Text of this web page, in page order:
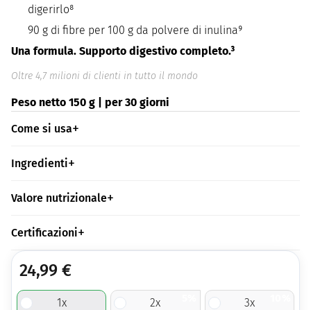
digerirlo⁸
90 g di fibre per 100 g da polvere di inulina⁹
Una formula. Supporto digestivo completo.³
Oltre 4,7 milioni di clienti in tutto il mondo
Peso netto 150 g | per 30 giorni
Come si usa
Ingredienti
Valore nutrizionale
Certificazioni
24,99 €
1x
2x
3x